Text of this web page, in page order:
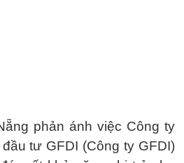
phản ánh việc Công ty
tư GFDI (Công ty GFDI)